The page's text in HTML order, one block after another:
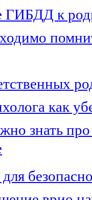
к
как
знать